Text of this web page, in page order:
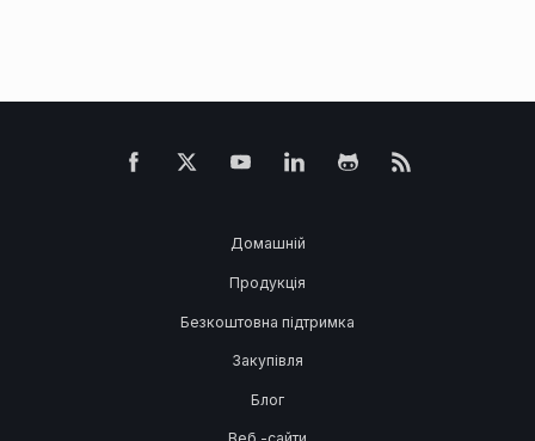
Домашній
Продукція
Безкоштовна підтримка
Закупівля
Блог